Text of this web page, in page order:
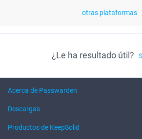
otras plataformas
¿Le ha resultado útil?
Acerca de Passwarden
Descargas
Productos de KeepSolid